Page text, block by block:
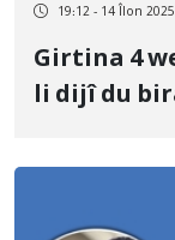
19:12 - 14 Îlon 2025
Girtina 4
li dijî du
û Îbrahîm